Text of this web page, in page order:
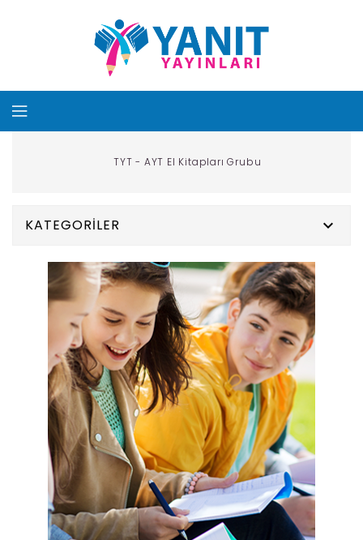
TYT - AYT El Kitapları Grubu
KATEGORILER 